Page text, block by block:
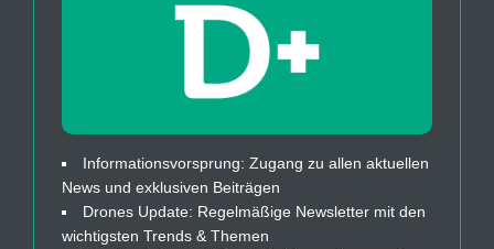
Informationsvorsprung: Zugang zu allen aktuellen
News und exklusiven Beiträgen
Drones Update: Regelmäßige Newsletter mit den
wichtigsten Trends & Themen